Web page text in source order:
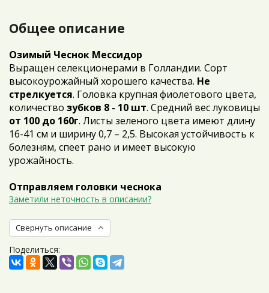
Общее описание
Озимый Чеснок Мессидор
Выращен селекционерами в Голландии. Сорт
высокоурожайный хорошего качества. Не
стрелкуется. Головка крупная фиолетового цвета,
количество зубков 8 - 10 шт. Средний вес луковицы
от 100 до 160г. Листы зеленого цвета имеют длину
16-41 см и ширину 0,7 – 2,5. Высокая устойчивость к
болезням, спеет рано и имеет высокую
урожайность.
Отправляем головки чеснока
Заметили неточность в описании?
Свернуть описание
Поделиться: